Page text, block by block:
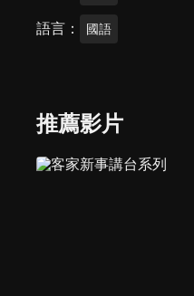
語言 國語
推薦影片